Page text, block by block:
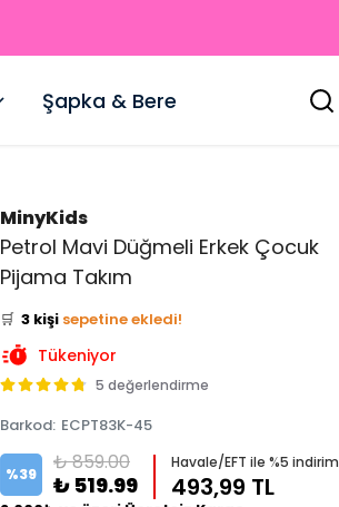
Şapka & Bere
MinyKids
Petrol Mavi Düğmeli Erkek Çocuk
Pijama Takım
👀 4 kişi
inceliyor!
Bu ürünü
🛒 3 kişi sepetine ekledi!
✅ Bugün 1 adet
Tükeniyor
5 değerlendirme
Barkod: ECPT83K-45
%39 ₺ 859.00
₺ 519.99
Havale/EFT ile %5 indirim
493,99 TL